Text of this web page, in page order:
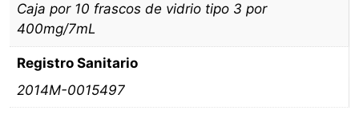
Caja por 10 frascos de vidrio tipo 3 por
400mg/7mL
Registro Sanitario
2014M-0015497